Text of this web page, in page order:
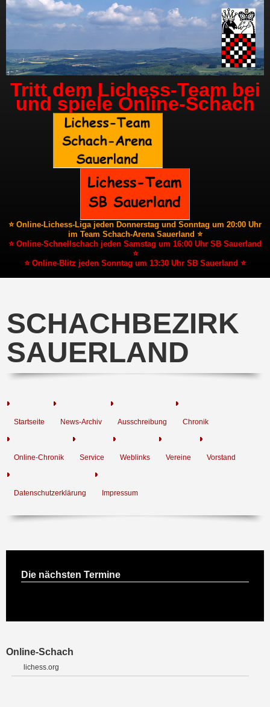
Tritt dem Lichess-Team bei
und spiele Online-Schach
⭐ Online-Lichess-Liga jeden Donnerstag und Sonntag um 20:00 Uhr
im Team Schach-Arena Sauerland ⭐
⭐ Online-Schnellschach jeden Samstag um 16:00 Uhr SB Sauerland
⭐
⭐ Online-Blitz jeden Sonntag um 13:30 Uhr SB Sauerland ⭐
SCHACHBEZIRK
SAUERLAND
Startseite News-Archiv Ausschreibung Chronik
Online-Chronik Service Weblinks Vereine Vorstand
Datenschutzerklärung Impressum
Die nächsten Termine
Online-Schach
lichess.org